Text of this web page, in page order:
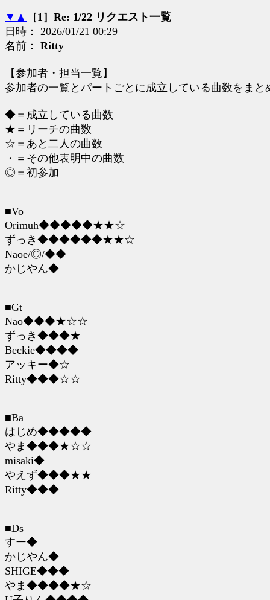
▼ ▲
［1］Re: 1/22 リクエスト一覧
日時： 2026/01/21 00:29
名前： Ritty
【参加者・担当一覧】
参加者の一覧とパートごとに成立している曲数をまと
◆＝成立している曲数
★＝リーチの曲数
☆＝あと二人の曲数
・＝その他表明中の曲数
◎＝初参加
■Vo
Orimuh◆◆◆◆◆★★☆
ずっき◆◆◆◆◆◆★★☆
Naoe/◎/◆◆
かじやん◆
■Gt
Nao◆◆◆★☆☆
ずっき◆◆◆★
Beckie◆◆◆◆
アッキー◆☆
Ritty◆◆◆☆☆
■Ba
はじめ◆◆◆◆◆
やま◆◆◆★☆☆
misaki◆
やえず◆◆◆★★
Ritty◆◆◆
■Ds
すー◆
かじやん◆
SHIGE◆◆◆
やま◆◆◆◆★☆